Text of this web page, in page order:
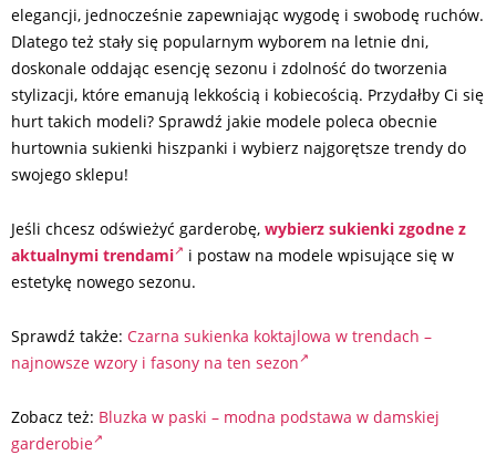
elegancji, jednocześnie zapewniając wygodę i swobodę ruchów.
Dlatego też stały się popularnym wyborem na letnie dni,
doskonale oddając esencję sezonu i zdolność do tworzenia
stylizacji, które emanują lekkością i kobiecością. Przydałby Ci się
hurt takich modeli? Sprawdź jakie modele poleca obecnie
hurtownia sukienki hiszpanki i wybierz najgorętsze trendy do
swojego sklepu!
Jeśli chcesz odświeżyć garderobę, wybierz sukienki zgodne z
aktualnymi trendami
i postaw na modele wpisujące się w
estetykę nowego sezonu.
Sprawdź także: Czarna sukienka koktajlowa w trendach –
najnowsze wzory i fasony na ten sezon
Zobacz też: Bluzka w paski – modna podstawa w damskiej
garderobie